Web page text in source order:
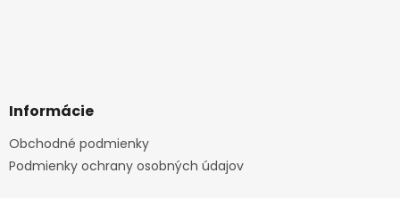
Informácie
Obchodné podmienky
Podmienky ochrany osobných údajov